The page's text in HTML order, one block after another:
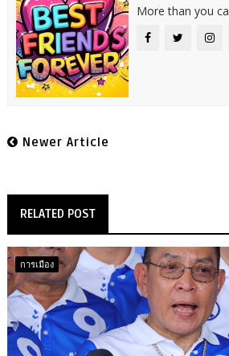
More than you
Newer Article
RELATED POST
การเมือง